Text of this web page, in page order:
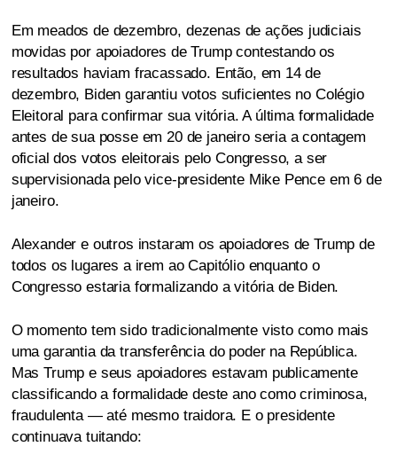
Em meados de dezembro, dezenas de ações judiciais
movidas por apoiadores de Trump contestando os
resultados haviam fracassado. Então, em 14 de
dezembro, Biden garantiu votos suficientes no Colégio
Eleitoral para confirmar sua vitória. A última formalidade
antes de sua posse em 20 de janeiro seria a contagem
oficial dos votos eleitorais pelo Congresso, a ser
supervisionada pelo vice-presidente Mike Pence em 6 de
janeiro.
Alexander e outros instaram os apoiadores de Trump de
todos os lugares a irem ao Capitólio enquanto o
Congresso estaria formalizando a vitória de Biden.
O momento tem sido tradicionalmente visto como mais
uma garantia da transferência do poder na República.
Mas Trump e seus apoiadores estavam publicamente
classificando a formalidade deste ano como criminosa,
fraudulenta — até mesmo traidora. E o presidente
continuava tuitando: